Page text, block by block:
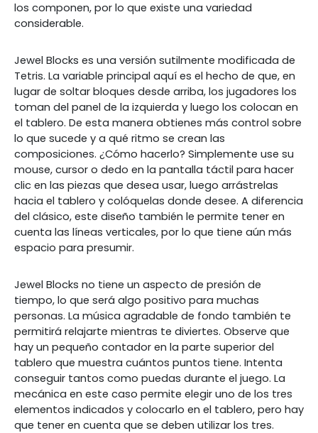
los componen, por lo que existe una variedad
considerable.
Jewel Blocks es una versión sutilmente modificada de
Tetris. La variable principal aquí es el hecho de que, en
lugar de soltar bloques desde arriba, los jugadores los
toman del panel de la izquierda y luego los colocan en
el tablero. De esta manera obtienes más control sobre
lo que sucede y a qué ritmo se crean las
composiciones. ¿Cómo hacerlo? Simplemente use su
mouse, cursor o dedo en la pantalla táctil para hacer
clic en las piezas que desea usar, luego arrástrelas
hacia el tablero y colóquelas donde desee. A diferencia
del clásico, este diseño también le permite tener en
cuenta las líneas verticales, por lo que tiene aún más
espacio para presumir.
Jewel Blocks no tiene un aspecto de presión de
tiempo, lo que será algo positivo para muchas
personas. La música agradable de fondo también te
permitirá relajarte mientras te diviertes. Observe que
hay un pequeño contador en la parte superior del
tablero que muestra cuántos puntos tiene. Intenta
conseguir tantos como puedas durante el juego. La
mecánica en este caso permite elegir uno de los tres
elementos indicados y colocarlo en el tablero, pero hay
que tener en cuenta que se deben utilizar los tres.